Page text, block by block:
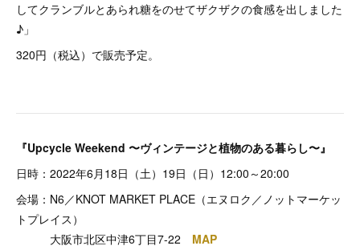
してクランブルとあられ糖をのせてザクザクの食感を出しました
♪」
320円（税込）で販売予定。
『Upcycle Weekend 〜ヴィンテージと植物のある暮らし〜』
日時：2022年6月18日（土）19日（日）12:00～20:00
会場：N6／KNOT MARKET PLACE（エヌロク／ノットマーケッ
トプレイス）
大阪市北区中津6丁目7-22 MAP